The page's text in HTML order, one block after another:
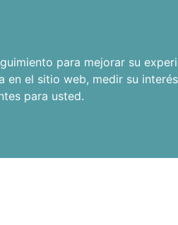
para mejorar su
en el sitio web, medir su
para usted.